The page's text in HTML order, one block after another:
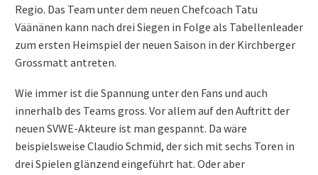
Regio. Das Team unter dem neuen Chefcoach Tatu
Väänänen kann nach drei Siegen in Folge als Tabellenleader
zum ersten Heimspiel der neuen Saison in der Kirchberger
Grossmatt antreten.
Wie immer ist die Spannung unter den Fans und auch
innerhalb des Teams gross. Vor allem auf den Auftritt der
neuen SVWE-Akteure ist man gespannt. Da wäre
beispielsweise Claudio Schmid, der sich mit sechs Toren in
drei Spielen glänzend eingeführt hat. Oder aber